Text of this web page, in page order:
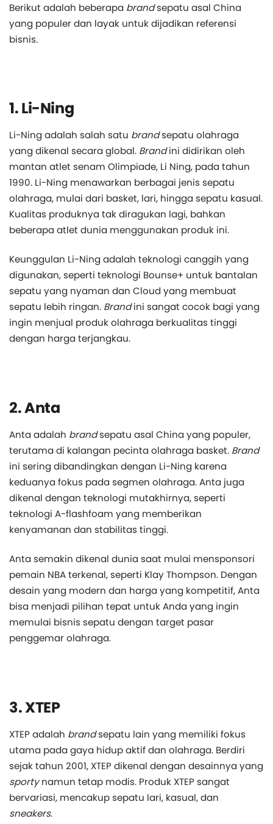
Berikut adalah beberapa brandsepatu asal China
yang populer dan layak untuk dijadikan referensi
bisnis.
1. Li-Ning
Li-Ning adalah salah satu brandsepatu olahraga
yang dikenal secara global. Brandini didirikan oleh
mantan atlet senam Olimpiade, Li Ning, pada tahun
1990. Li-Ning menawarkan berbagai jenis sepatu
olahraga, mulai dari basket, lari, hingga sepatu kasual.
Kualitas produknya tak diragukan lagi, bahkan
beberapa atlet dunia menggunakan produk ini.
Keunggulan Li-Ning adalah teknologi canggih yang
digunakan, seperti teknologi Bounse+ untuk bantalan
sepatu yang nyaman dan Cloud yang membuat
sepatu lebih ringan. Brandini sangat cocok bagi yang
ingin menjual produk olahraga berkualitas tinggi
dengan harga terjangkau.
2. Anta
Anta adalah brandsepatu asal China yang populer,
terutama di kalangan pecinta olahraga basket. Brand
ini sering dibandingkan dengan Li-Ning karena
keduanya fokus pada segmen olahraga. Anta juga
dikenal dengan teknologi mutakhirnya, seperti
teknologi A-flashfoam yang memberikan
kenyamanan dan stabilitas tinggi.
Anta semakin dikenal dunia saat mulai mensponsori
pemain NBA terkenal, seperti Klay Thompson. Dengan
desain yang modern dan harga yang kompetitif, Anta
bisa menjadi pilihan tepat untuk Anda yang ingin
memulai bisnis sepatu dengan target pasar
penggemar olahraga.
3. XTEP
XTEP adalah brandsepatu lain yang memiliki fokus
utama pada gaya hidup aktif dan olahraga. Berdiri
sejak tahun 2001, XTEP dikenal dengan desainnya yang
sportynamun tetap modis. Produk XTEP sangat
bervariasi, mencakup sepatu lari, kasual, dan
sneakers.